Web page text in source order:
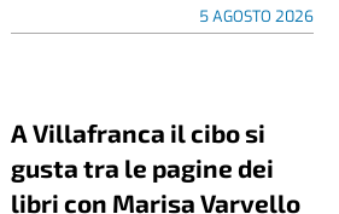
5 AGOSTO 2026
A Villafranca il cibo si
gusta tra le pagine dei
libri con Marisa Varvello